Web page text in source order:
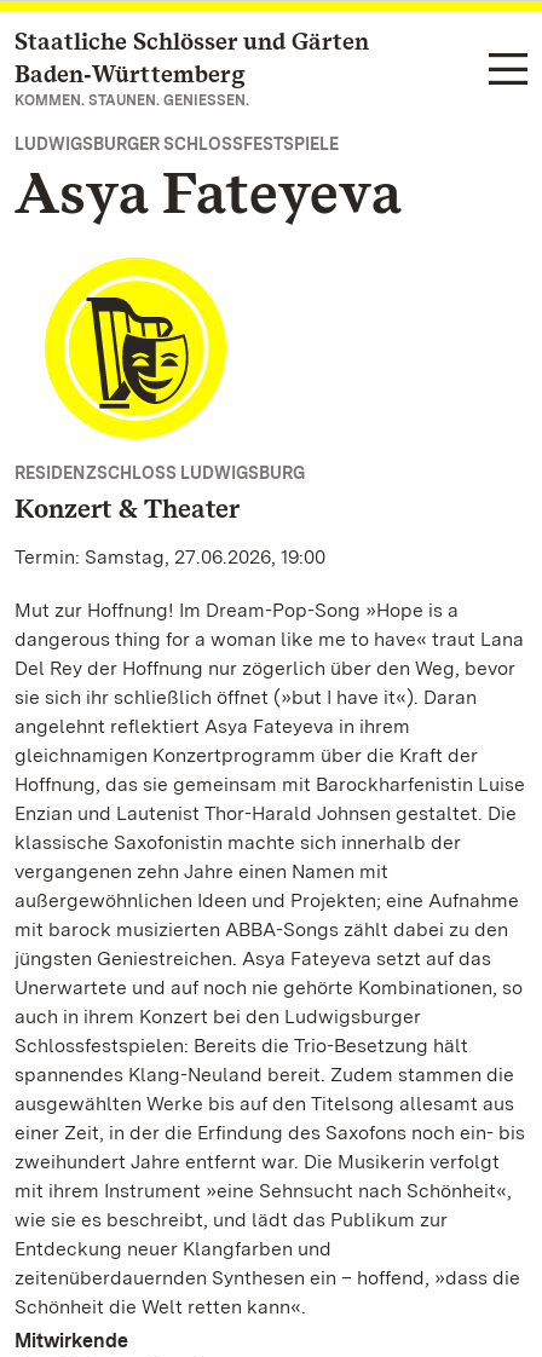
Zum Hauptinhalt springen
Staatliche Schlösser und Gärten
Baden‑Württemberg
KOMMEN. STAUNEN. GENIESSEN.
LUDWIGSBURGER SCHLOSSFESTSPIELE
Asya Fateyeva
RESIDENZSCHLOSS LUDWIGSBURG
Konzert & Theater
Termin: Samstag, 27.06.2026, 19:00
Mut zur Hoffnung! Im Dream-Pop-Song »Hope is a
dangerous thing for a woman like me to have« traut Lana
Del Rey der Hoffnung nur zögerlich über den Weg, bevor
sie sich ihr schließlich öffnet (»but I have it«). Daran
angelehnt reflektiert Asya Fateyeva in ihrem
gleichnamigen Konzertprogramm über die Kraft der
Hoffnung, das sie gemeinsam mit Barockharfenistin Luise
Enzian und Lautenist Thor-Harald Johnsen gestaltet. Die
klassische Saxofonistin machte sich innerhalb der
vergangenen zehn Jahre einen Namen mit
außergewöhnlichen Ideen und Projekten; eine Aufnahme
mit barock musizierten ABBA-Songs zählt dabei zu den
jüngsten Geniestreichen. Asya Fateyeva setzt auf das
Unerwartete und auf noch nie gehörte Kombinationen, so
auch in ihrem Konzert bei den Ludwigsburger
Schlossfestspielen: Bereits die Trio-Besetzung hält
spannendes Klang-Neuland bereit. Zudem stammen die
ausgewählten Werke bis auf den Titelsong allesamt aus
einer Zeit, in der die Erfindung des Saxofons noch ein- bis
zweihundert Jahre entfernt war. Die Musikerin verfolgt
mit ihrem Instrument »eine Sehnsucht nach Schönheit«,
wie sie es beschreibt, und lädt das Publikum zur
Entdeckung neuer Klangfarben und
zeitenüberdauernden Synthesen ein – hoffend, »dass die
Schönheit die Welt retten kann«.
Mitwirkende